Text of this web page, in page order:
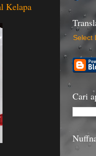
Kelapa
Select
Cari